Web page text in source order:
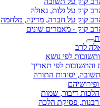
קוק על גלות, גאולה
קוק על חברה, מדינה, מלחמה
קוק - מאמרים שונים
לרב
לפי נושא
והתשובות לפי תאריך
יסודות התורה
דיבור, שמות
פסיקת הלכה